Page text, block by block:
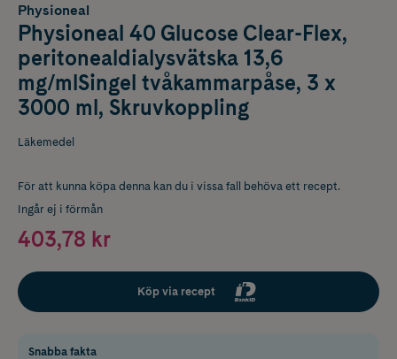
Physioneal
Physioneal 40 Glucose Clear-Flex,
peritonealdialysvätska 13,6
mg/mlSingel tvåkammarpåse, 3 x
3000 ml, Skruvkoppling
Läkemedel
För att kunna köpa denna kan du i vissa fall behöva ett recept.
Ingår ej i förmån
403,78 kr
Köp via recept
Snabba fakta